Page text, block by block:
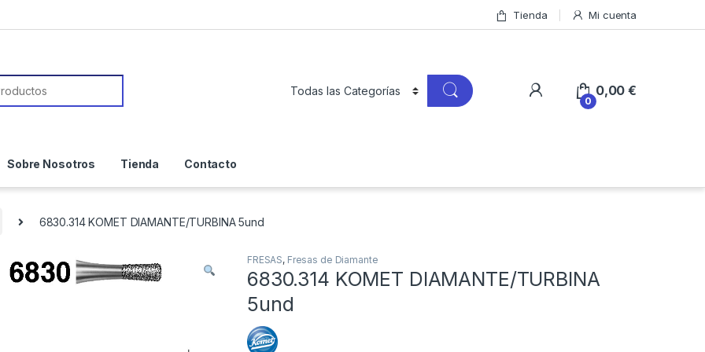
Tienda Mi cuenta
0
0,00€
Sobre Nosotros Tienda Contacto
6830.314 KOMET DIAMANTE/TURBINA 5und
FRESAS, Fresas de Diamante
6830.314 KOMET DIAMANTE/TURBINA
5und